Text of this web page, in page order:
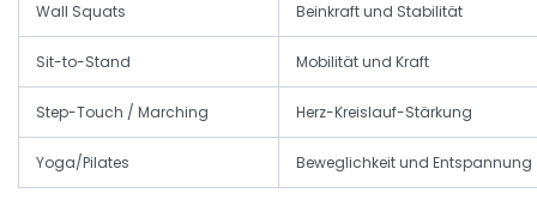
Wall Squats Beinkraft und Stabilität
Sit-to-Stand Mobilität und Kraft
Step-Touch / Marching Herz-Kreislauf-Stärkung
Yoga/Pilates Beweglichkeit und Entspannung